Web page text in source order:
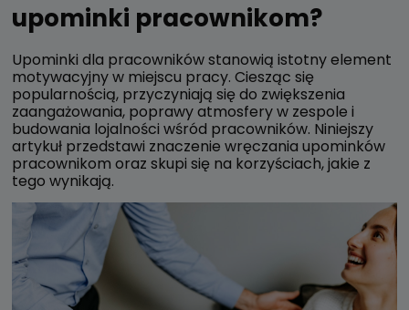
upominki pracownikom?
Upominki dla pracowników stanowią istotny element
motywacyjny w miejscu pracy. Ciesząc się
popularnością, przyczyniają się do zwiększenia
zaangażowania, poprawy atmosfery w zespole i
budowania lojalności wśród pracowników. Niniejszy
artykuł przedstawi znaczenie wręczania upominków
pracownikom oraz skupi się na korzyściach, jakie z
tego wynikają.